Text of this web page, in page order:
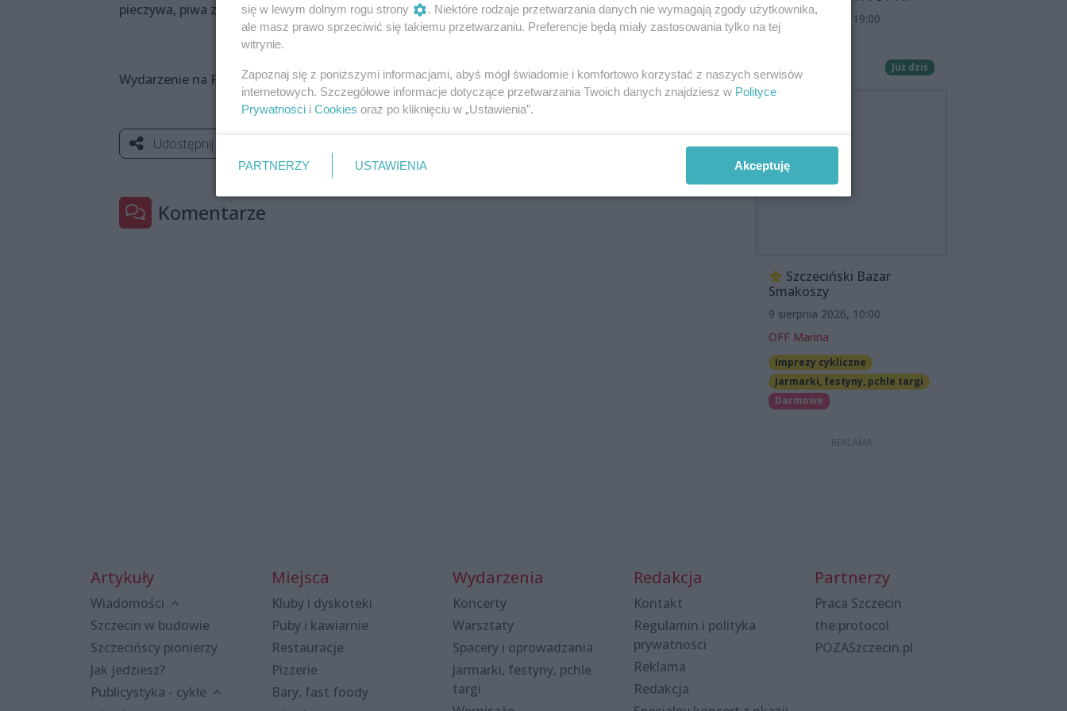
pieczywa, piwa z minibrowarów, czy przekąsek i słodyczy.
Wydarzenie na FB: https://www.facebook.com/events/476162502230054/
Udostępnij
Komentarze
8 sierpnia 2026, 19:00
Film Już dziś
Szczeciński Bazar
Smakoszy
9 sierpnia 2026, 10:00
OFF Marina
Imprezy cykliczne
Jarmarki, festyny, pchle targi
Darmowe
Artykuły
Wiadomości
Szczecin w budowie
Szczecińscy pionierzy
Jak jedziesz?
Publicystyka - cykle
Miejsca
Kluby i dyskoteki
Puby i kawiarnie
Restauracje
Pizzerie
Bary, fast foody
Wydarzenia
Koncerty
Warsztaty
Spacery i oprowadzania
Jarmarki, festyny, pchle
targi
Redakcja
Kontakt
Regulamin i polityka
prywatności
Reklama
Redakcja
Partnerzy
Praca Szczecin
the:protocol
POZASzczecin.pl
się w lewym dolnym rogu strony
. Niektóre rodzaje przetwarzania danych nie wymagają zgody użytkownika,
ale masz prawo sprzeciwić się takiemu przetwarzaniu. Preferencje będą miały zastosowania tylko na tej
witrynie.
Zapoznaj się z poniższymi informacjami, abyś mógł świadomie i komfortowo korzystać z naszych serwisów
internetowych. Szczegółowe informacje dotyczące przetwarzania Twoich danych znajdziesz w Polityce
Prywatności i Cookies oraz po kliknięciu w „Ustawienia”.
PARTNERZY USTAWIENIA Akceptuję